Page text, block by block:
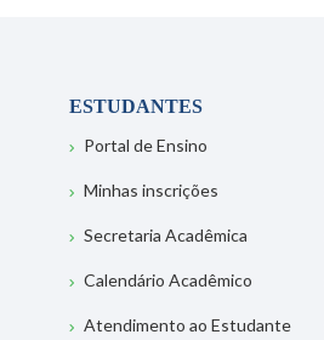
ESTUDANTES
Portal de Ensino
Minhas inscrições
Secretaria Acadêmica
Calendário Acadêmico
Atendimento ao Estudante